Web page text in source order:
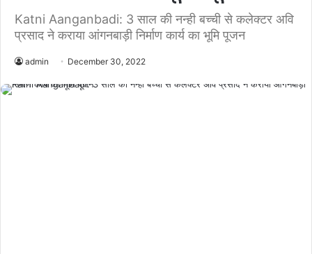
Katni Aanganbadi: 3 साल की नन्ही बच्ची से कलेक्‍टर अवि
प्रसाद ने कराया आंगनबाड़ी निर्माण कार्य का भूमि पूजन
admin December 30, 2022